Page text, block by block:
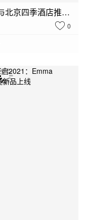
观夏To Summer与北京四季酒店推出独家联名款四季香薰
0